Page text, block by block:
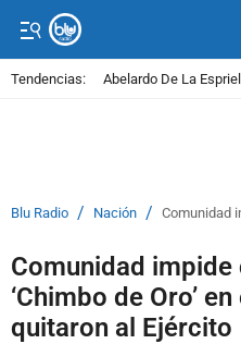
Tendencias: Abelardo De La
Blu Radio / Nación / Comunidad
Comunidad
‘Chimbo de Oro’
quitaron al Ejército